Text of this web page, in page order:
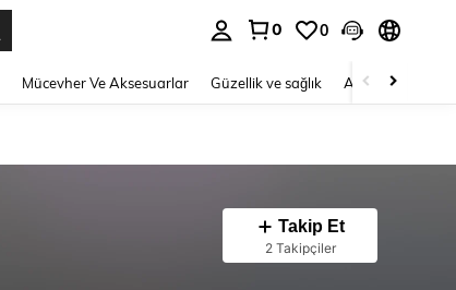
0 0
Mücevher Ve Aksesuarlar Güzellik ve sağlık Ayakkabı
Takip Et
2 Takipçiler